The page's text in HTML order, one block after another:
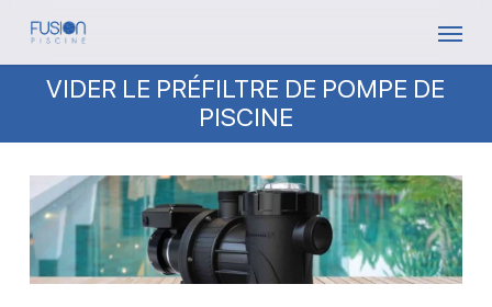
Skip
VIDER LE PRÉFILTRE DE POMPE DE
PISCINE